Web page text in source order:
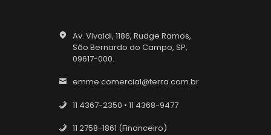
Av. Vivaldi, 1186, Rudge Ramos,
São Bernardo do Campo, SP,
09617-000.
emme.comercial@terra.com.br
11 4367-2350 • 11 4368-9477
11 2758-1861 (Financeiro)